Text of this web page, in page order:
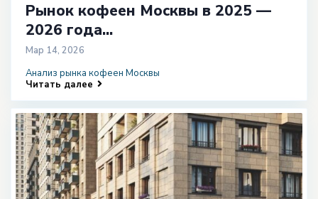
Рынок кофеен Москвы в 2025 —
2026 года...
Мар 14, 2026
Анализ рынка кофеен Москвы
Читать далее